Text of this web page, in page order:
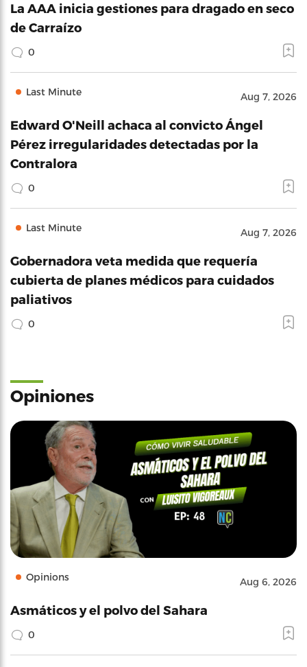
La AAA inicia gestiones para dragado en seco
de Carraízo
0
Last Minute Aug 7, 2026
Edward O'Neill achaca al convicto Ángel
Pérez irregularidades detectadas por la
Contralora
0
Last Minute Aug 7, 2026
Gobernadora veta medida que requería
cubierta de planes médicos para cuidados
paliativos
0
Opiniones
Opinions Aug 6, 2026
Asmáticos y el polvo del Sahara
0